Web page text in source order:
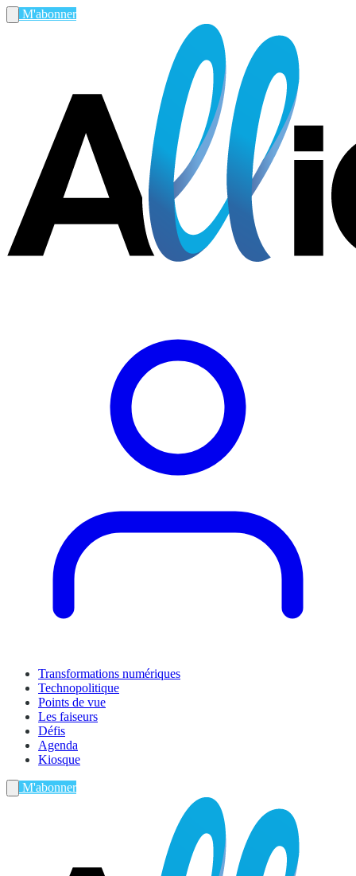
M'abonner
Transformations numériques
Technopolitique
Points de vue
Les faiseurs
Défis
Agenda
Kiosque
M'abonner